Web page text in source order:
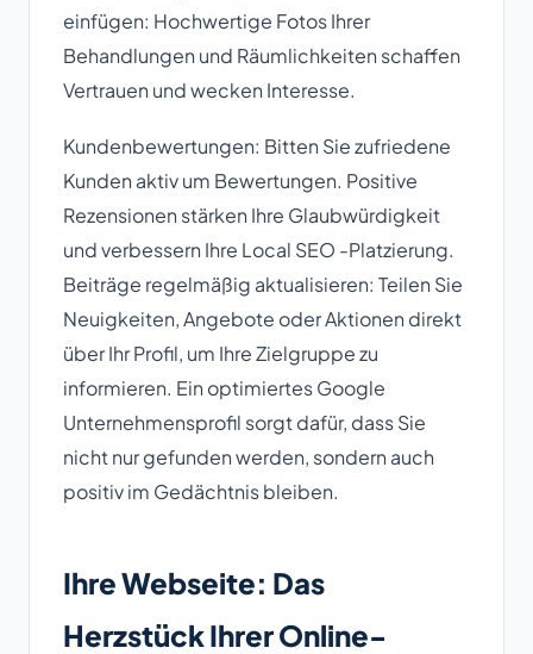
einfügen: Hochwertige Fotos Ihrer
Behandlungen und Räumlichkeiten schaffen
Vertrauen und wecken Interesse.
Kundenbewertungen: Bitten Sie zufriedene
Kunden aktiv um Bewertungen. Positive
Rezensionen stärken Ihre Glaubwürdigkeit
und verbessern Ihre Local SEO -Platzierung.
Beiträge regelmäßig aktualisieren: Teilen Sie
Neuigkeiten, Angebote oder Aktionen direkt
über Ihr Profil, um Ihre Zielgruppe zu
informieren. Ein optimiertes Google
Unternehmensprofil sorgt dafür, dass Sie
nicht nur gefunden werden, sondern auch
positiv im Gedächtnis bleiben.
Ihre Webseite: Das
Herzstück Ihrer Online-